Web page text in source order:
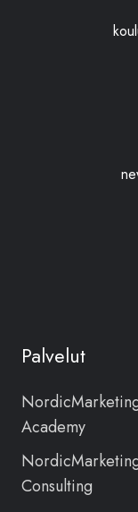
Palvelut
Academy
Consulting